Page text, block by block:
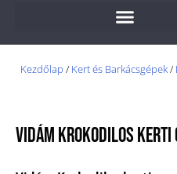
Kezdőlap / Kert és Barkácsgépek/
Vidám Krokodilos